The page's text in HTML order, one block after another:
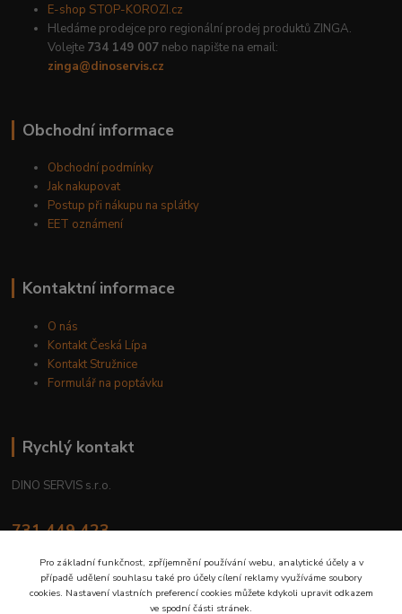
E-shop STOP-KOROZI.cz
Hledáme prodejce pro regionální prodej produktů ZINGA.
Volejte 734 149 007 nebo napište na email:
zinga@dinoservis.cz
Obchodní informace
Obchodní podmínky
Jak nakupovat
Postup při nákupu na splátky
EET oznámení
Kontaktní informace
O nás
Kontakt Česká Lípa
Kontakt Stružnice
Formulář na poptávku
Rychlý kontakt
DINO SERVIS s.r.o.
731 449 423
prodejna@dinoservis.cz
Pro základní funkčnost, zpříjemnění používání webu, analytické účely a v
případě udělení souhlasu také pro účely cílení reklamy využíváme soubory
cookies. Nastavení vlastních preferencí cookies můžete kdykoli upravit odkazem
ve spodní části stránek.